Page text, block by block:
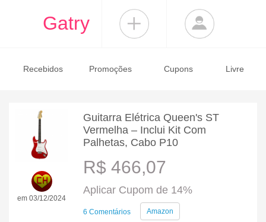
Gatry
Recebidos Promoções Cupons Livre
em 03/12/2024
Guitarra Elétrica Queen's ST
Vermelha – Inclui Kit Com
Palhetas, Cabo P10
R$ 466,07
Aplicar Cupom de 14%
6 Comentários Amazon